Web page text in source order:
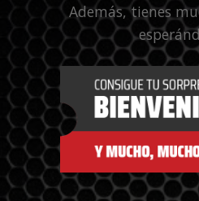
Además, tienes